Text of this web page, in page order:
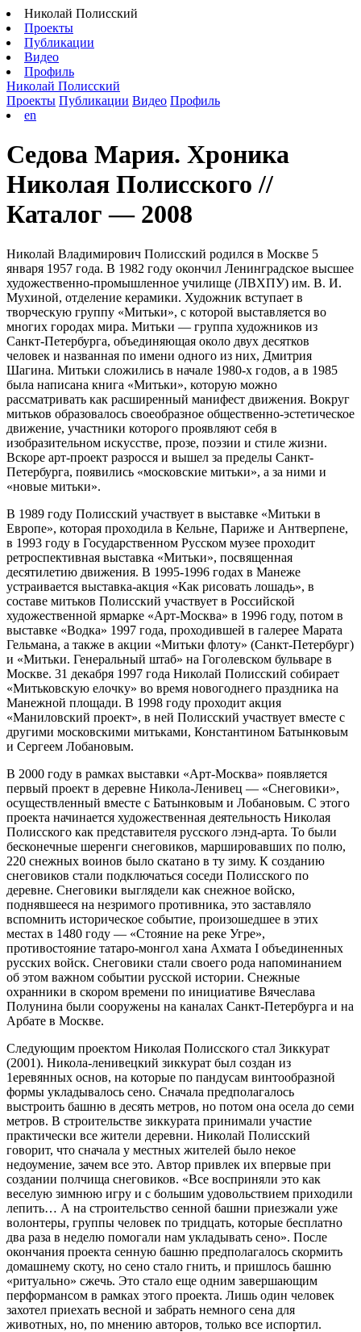
Николай Полисский
Проекты
Публикации
Видео
Профиль
Николай Полисский
Проекты Публикации Видео Профиль
en
Седова Мария. Хроника
Николая Полисского //
Каталог — 2008
Николай Владимирович Полисский родился в Москве 5
января 1957 года. В 1982 году окончил Ленинградское высшее
художественно-промышленное училище (ЛВХПУ) им. В. И.
Мухиной, отделение керамики. Художник вступает в
творческую группу «Митьки», с которой выставляется во
многих городах мира. Митьки — группа художников из
Санкт-Петербурга, объединяющая около двух десятков
человек и названная по имени одного из них, Дмитрия
Шагина. Митьки сложились в начале 1980-х годов, а в 1985
была написана книга «Митьки», которую можно
рассматривать как расширенный манифест движения. Вокруг
митьков образовалось своеобразное общественно-эстетическое
движение, участники которого проявляют себя в
изобразительном искусстве, прозе, поэзии и стиле жизни.
Вскоре арт-проект разросся и вышел за пределы Санкт-
Петербурга, появились «московские митьки», а за ними и
«новые митьки».
В 1989 году Полисский участвует в выставке «Митьки в
Европе», которая проходила в Кельне, Париже и Антверпене,
в 1993 году в Государственном Русском музее проходит
ретроспективная выставка «Митьки», посвященная
десятилетию движения. В 1995-1996 годах в Манеже
устраивается выставка-акция «Как рисовать лошадь», в
составе митьков Полисский участвует в Российской
художественной ярмарке «Арт-Москва» в 1996 году, потом в
выставке «Водка» 1997 года, проходившей в галерее Марата
Гельмана, а также в акции «Митьки флоту» (Санкт-Петербург)
и «Митьки. Генеральный штаб» на Гоголевском бульваре в
Москве. 31 декабря 1997 года Николай Полисский собирает
«Митьковскую елочку» во время новогоднего праздника на
Манежной площади. В 1998 году проходит акция
«Маниловский проект», в ней Полисский участвует вместе с
другими московскими митьками, Константином Батынковым
и Сергеем Лобановым.
В 2000 году в рамках выставки «Арт-Москва» появляется
первый проект в деревне Никола-Ленивец — «Снеговики»,
осуществленный вместе с Батынковым и Лобановым. С этого
проекта начинается художественная деятельность Николая
Полисского как представителя русского лэнд-арта. То были
бесконечные шеренги снеговиков, маршировавших по полю,
220 снежных воинов было скатано в ту зиму. К созданию
снеговиков стали подключаться соседи Полисского по
деревне. Снеговики выглядели как снежное войско,
поднявшееся на незримого противника, это заставляло
вспомнить историческое событие, произошедшее в этих
местах в 1480 году — «Стояние на реке Угре»,
противостояние татаро-монгол хана Ахмата I объединенных
русских войск. Снеговики стали своего рода напоминанием
об этом важном событии русской истории. Снежные
охранники в скором времени по инициативе Вячеслава
Полунина были сооружены на каналах Санкт-Петербурга и на
Арбате в Москве.
Следующим проектом Николая Полисского стал Зиккурат
(2001). Никола-ленивецкий зиккурат был создан из
1еревянных основ, на которые по пандусам винтообразной
формы укладывалось сено. Сначала предполагалось
выстроить башню в десять метров, но потом она осела до семи
метров. В строительстве зиккурата принимали участие
практически все жители деревни. Николай Полисский
говорит, что сначала у местных жителей было некое
недоумение, зачем все это. Автор привлек их впервые при
создании полчища снеговиков. «Все восприняли это как
веселую зимнюю игру и с большим удовольствием приходили
лепить… А на строительство сенной башни приезжали уже
волонтеры, группы человек по тридцать, которые бесплатно
два раза в неделю помогали нам укладывать сено». После
окончания проекта сенную башню предполагалось скормить
домашнему скоту, но сено стало гнить, и пришлось башню
«ритуально» сжечь. Это стало еще одним завершающим
перформансом в рамках этого проекта. Лишь один человек
захотел приехать весной и забрать немного сена для
животных, но, по мнению авторов, только все испортил.